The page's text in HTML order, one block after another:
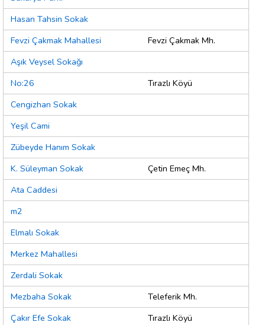
Hasan Tahsin Sokak
Fevzi Çakmak Mahallesi
Fevzi Çakmak Mh.
Aşık Veysel Sokağı
No:26
Tırazlı Köyü
Cengizhan Sokak
Yeşil Cami
Zübeyde Hanım Sokak
K. Süleyman Sokak
Çetin Emeç Mh.
Ata Caddesi
m2
Elmalı Sokak
Merkez Mahallesi
Zerdali Sokak
Mezbaha Sokak
Teleferik Mh.
Çakır Efe Sokak
Tırazlı Köyü